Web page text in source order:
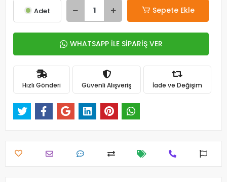
Adet Sepete Ekle
WHATSAPP İLE SİPARİŞ VER
Hızlı Gönderi Güvenli Alışveriş İade ve Değişim